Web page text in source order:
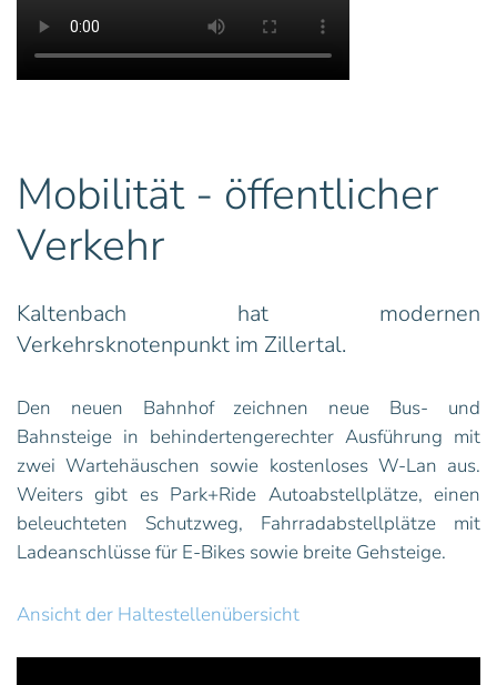
Mobilität - öffentlicher
Verkehr
Kaltenbach hat modernen
Verkehrsknotenpunkt im Zillertal.
Den neuen Bahnhof zeichnen neue Bus- und
Bahnsteige in behindertengerechter Ausführung mit
zwei Wartehäuschen sowie kostenloses W-Lan aus.
Weiters gibt es Park+Ride Autoabstellplätze, einen
beleuchteten Schutzweg, Fahrradabstellplätze mit
Ladeanschlüsse für E-Bikes sowie breite Gehsteige.
Ansicht der Haltestellenübersicht